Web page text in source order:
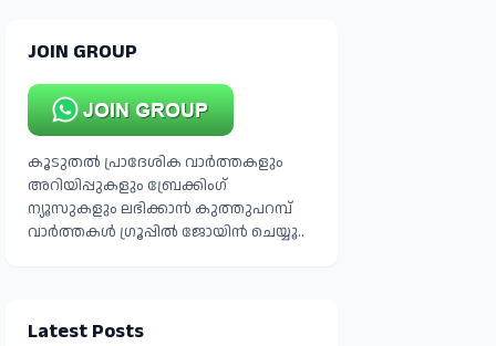
JOIN GROUP
കൂടുതൽ പ്രാദേശിക വാർത്തകളും
അറിയിപ്പുകളും ബ്രേക്കിംഗ്
ന്യൂസുകളും ലഭിക്കാൻ കുത്തുപറമ്പ്
വാർത്തകൾ ഗ്രൂപ്പിൽ ജോയിൻ ചെയ്യൂ..
Latest Posts